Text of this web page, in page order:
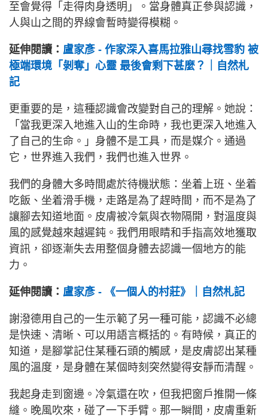
至會覺得「走得肉身透明」。當身體真正參與認識，
人與山之間的界線會暫時變得模糊。
延伸閱讀： 盧家彥 - 作家深入喜馬拉雅山尋找雪豹 被
極端環境「剝奪」心靈 最後會剩下甚麼？｜自然札
記
更重要的是，這種認識會改變對自己的理解。她說：
「當我更深入地進入山的生命時，我也更深入地進入
了自己的生命。」身體不是工具，而是媒介。通過
它，世界進入我們，我們也進入世界。
我們的身體大多時間處於待機狀態：坐着上班、坐着
吃飯、坐着滑手機，走路是為了趕時間，而不是為了
讓腳去知道地面。皮膚被冷氣與衣物隔開，對溫度與
風的感覺越來越遲鈍。我們用眼睛和手指高效地獲取
資訊，卻逐漸失去用整個身體去認識一個地方的能
力。
延伸閱讀： 盧家彥 - 《一個人的村莊》｜自然札記
謝潑德用自己的一生示範了另一種可能，認識不必總
是快速、清晰、可以用語言概括的。有時候，真正的
知道，是腳掌記住某種石頭的觸感，是皮膚認出某種
風的溫度，是身體在某個時刻突然變得安靜而清醒。
我起身走到窗邊。冷氣還在吹，但我把窗戶推開一條
縫。晚風吹來，碰了一下手臂。那一瞬間，皮膚重新